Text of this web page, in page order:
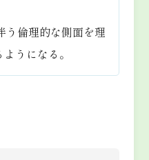
う倫理的な側面を理
うになる。